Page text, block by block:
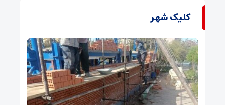
کلیک شهر